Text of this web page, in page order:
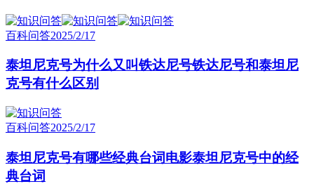
百科问答2025/2/17
泰坦尼克号为什么又叫铁达尼号铁达尼号和泰坦尼
克号有什么区别
百科问答2025/2/17
泰坦尼克号有哪些经典台词电影泰坦尼克号中的经
典台词